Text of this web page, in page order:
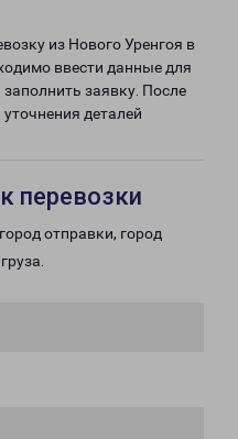
из Нового Уренгоя в
ввести данные для
заявку. После
деталей
перевозки
отправки, город